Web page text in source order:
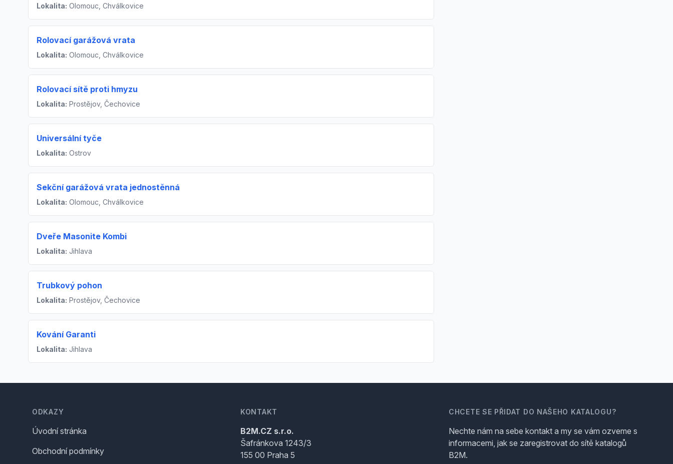
Lokalita: Olomouc, Chválkovice
Rolovací garážová vrata
Lokalita: Olomouc, Chválkovice
Rolovací sítě proti hmyzu
Lokalita: Prostějov, Čechovice
Universální tyče
Lokalita: Ostrov
Sekční garážová vrata jednostěnná
Lokalita: Olomouc, Chválkovice
Dveře Masonite Kombi
Lokalita: Jihlava
Trubkový pohon
Lokalita: Prostějov, Čechovice
Kování Garanti
Lokalita: Jihlava
ODKAZY
Úvodní stránka
Obchodní podmínky
KONTAKT
B2M.CZ s.r.o.
Šafránkova 1243/3
155 00 Praha 5
CHCETE SE PŘIDAT DO NAŠEHO KATALOGU?
Nechte nám na sebe kontakt a my se vám ozveme s
informacemi, jak se zaregistrovat do sítě katalogů
B2M.